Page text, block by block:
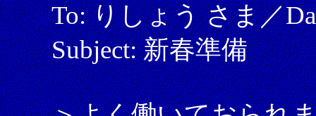
To: りしょう さま／
Subject: 新春準備